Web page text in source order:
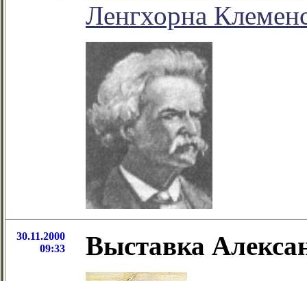
Ленгхорна
30.11.2000
09:33
Выставка